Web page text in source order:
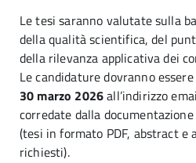
Le tesi saranno valutate sulla
della qualità scientifica, del
della rilevanza applicativa dei
Le candidature dovranno
30 marzo 2026all’indirizzo
corredate dalla
(tesi in formato PDF, abstract e
richiesti).